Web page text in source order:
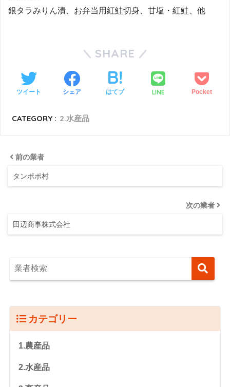
銀タラみりん漬、お弁当用紅鮭切身、甘塩・紅鮭、他
SHARE
ツイート シェア はてブ LINE Pocket
CATEGORY : 2.水産品
前の業者
タンポポ村
次の業者
田辺商事株式会社
カテゴリー
1.農産品
2.水産品